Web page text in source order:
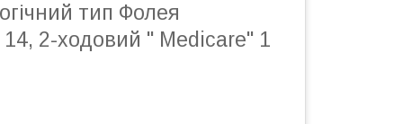
тип Фолея
2-ходовий " Medicare" 1